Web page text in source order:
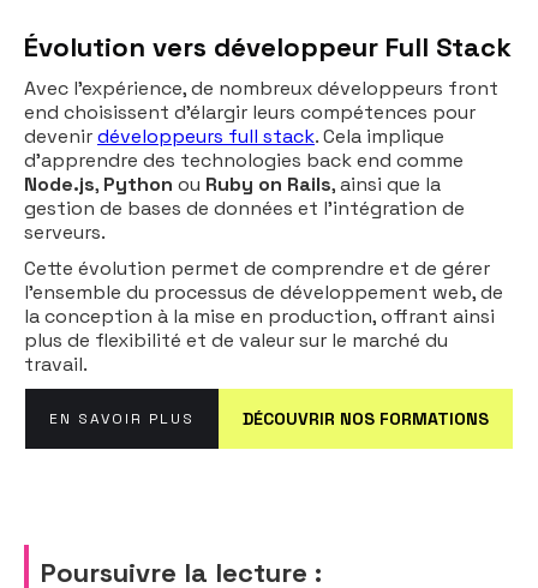
Évolution vers développeur Full Stack
Avec l'expérience, de nombreux développeurs front
end choisissent d'élargir leurs compétences pour
devenirdéveloppeurs full stack. Cela implique
d'apprendre des technologies back end comme
Node.js, Python ou Ruby on Rails, ainsi que la
gestion de bases de données et l'intégration de
serveurs.
Cette évolution permet de comprendre et de gérer
l'ensemble du processus de développement web, de
la conception à la mise en production, offrant ainsi
plus de flexibilité et de valeur sur le marché du
travail.
EN SAVOIR PLUS DÉCOUVRIR NOS FORMATIONS
Poursuivre la lecture :